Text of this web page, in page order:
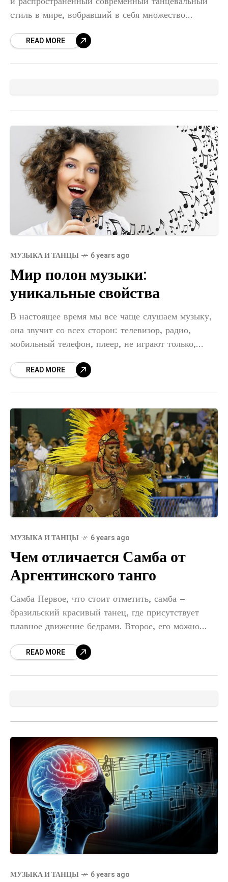
стиль в мире, вобравший в себя множество
замечательных людей. История хип-хопа берет
READ MORE
МУЗЫКА И ТАНЦЫ 6 years ago
Мир полон музыки:
уникальные свойства
В настоящее время мы все чаще слушаем музыку,
она звучит со всех сторон: телевизор, радио,
мобильный телефон, плеер, не играют только,
звучитREAD MORE
МУЗЫКА И ТАНЦЫ 6 years ago
Чем отличается Самба от
Аргентинского танго
Самба Первое, что стоит отметить, самба –
бразильский красивый танец, где присутствует
плавное движение бедрами. Второе, его можно
ходьбы. Третье, это
READ MORE
МУЗЫКА И ТАНЦЫ 6 years ago